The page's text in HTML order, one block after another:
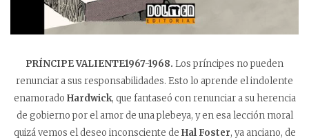
PRÍNCIPE VALIENTE1967-1968. Los príncipes no pueden
renunciar a sus responsabilidades. Esto lo aprende el indolente
enamorado Hardwick, que fantaseó con renunciar a su herencia
de gobierno por el amor de una plebeya, y en esa lección moral
quizá vemos el deseo inconsciente de Hal Foster, ya anciano, de